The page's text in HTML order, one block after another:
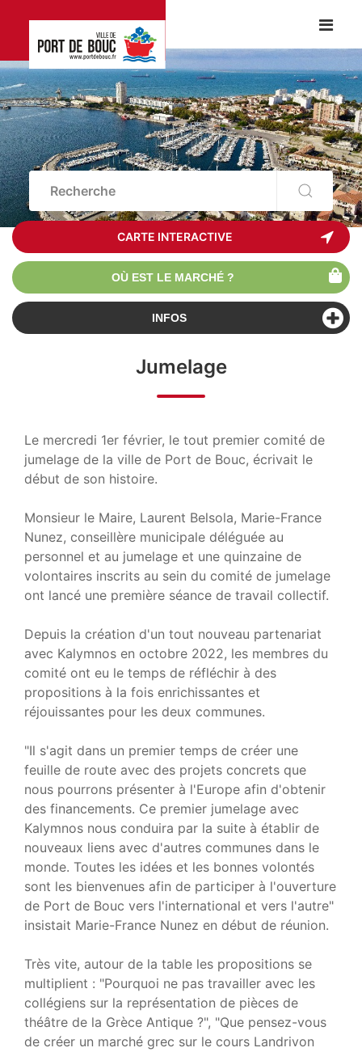
CARTE INTERACTIVE
OÙ EST LE MARCHÉ ?
INFOS
Jumelage
Le mercredi 1er février, le tout premier comité de
jumelage de la ville de Port de Bouc, écrivait le
début de son histoire.
Monsieur le Maire, Laurent Belsola, Marie-France
Nunez, conseillère municipale déléguée au
personnel et au jumelage et une quinzaine de
volontaires inscrits au sein du comité de jumelage
ont lancé une première séance de travail collectif.
Depuis la création d'un tout nouveau partenariat
avec Kalymnos en octobre 2022, les membres du
comité ont eu le temps de réfléchir à des
propositions à la fois enrichissantes et
réjouissantes pour les deux communes.
"Il s'agit dans un premier temps de créer une
feuille de route avec des projets concrets que
nous pourrons présenter à l'Europe afin d'obtenir
des financements. Ce premier jumelage avec
Kalymnos nous conduira par la suite à établir de
nouveaux liens avec d'autres communes dans le
monde. Toutes les idées et les bonnes volontés
sont les bienvenues afin de participer à l'ouverture
de Port de Bouc vers l'international et vers l'autre"
insistait Marie-France Nunez en début de réunion.
Très vite, autour de la table les propositions se
multiplient : "Pourquoi ne pas travailler avec les
collégiens sur la représentation de pièces de
théâtre de la Grèce Antique ?", "Que pensez-vous
de créer un marché grec sur le cours Landrivon